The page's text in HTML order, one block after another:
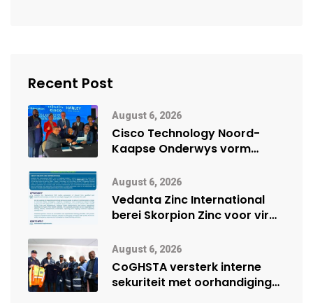
Recent Post
August 6, 2026
Cisco Technology Noord-
Kaapse Onderwys vorm
vennootskap
August 6, 2026
Vedanta Zinc International
berei Skorpion Zinc voor vir
August 6, 2026
CoGHSTA versterk interne
sekuriteit met oorhandiging